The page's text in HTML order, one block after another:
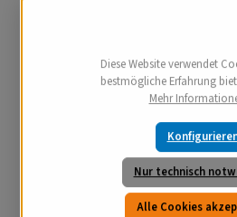
Diese Website verwendet
bestmögliche Erfahrung
Mehr
Nur technisch
Alle Cookies